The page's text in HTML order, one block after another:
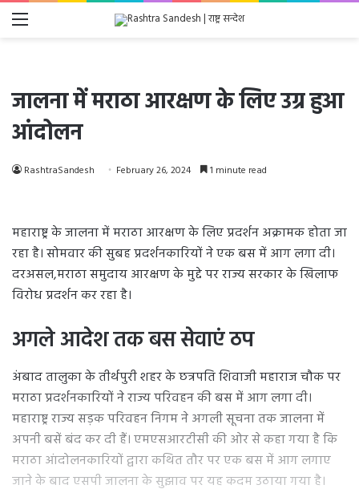
Menu
जालना में मराठा आरक्षण के लिए उग्र हुआ
आंदोलन
RashtraSandesh February 26, 2024 1 minute read
महाराष्ट्र के जालना में मराठा आरक्षण के लिए प्रदर्शन अक्रामक होता जा
रहा है। सोमवार की सुबह प्रदर्शनकारियों ने एक बस में आग लगा दी।
दरअसल,मराठा समुदाय आरक्षण के मुद्दे पर राज्य सरकार के खिलाफ
विरोध प्रदर्शन कर रहा है।
अगले आदेश तक बस सेवाएं ठप
अंबाद तालुका के तीर्थपुरी शहर के छत्रपति शिवाजी महाराज चौक पर
मराठा प्रदर्शनकारियों ने राज्य परिवहन की बस में आग लगा दी।
महाराष्ट्र राज्य सड़क परिवहन निगम ने अगली सूचना तक जालना में
अपनी बसें बंद कर दी हैं। एमएसआरटीसी की ओर से कहा गया है कि
मराठा आंदोलनकारियों द्वारा कथित तौर पर एक बस में आग लगाए
जाने के बाद एसपी जालना के सुझाव पर यह कदम उठाया गया है।